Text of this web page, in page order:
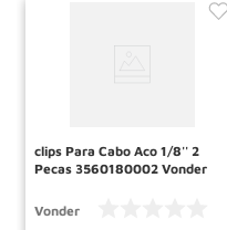
clips Para Cabo Aco 1/8'' 2
Pecas 3560180002 Vonder
Vonder